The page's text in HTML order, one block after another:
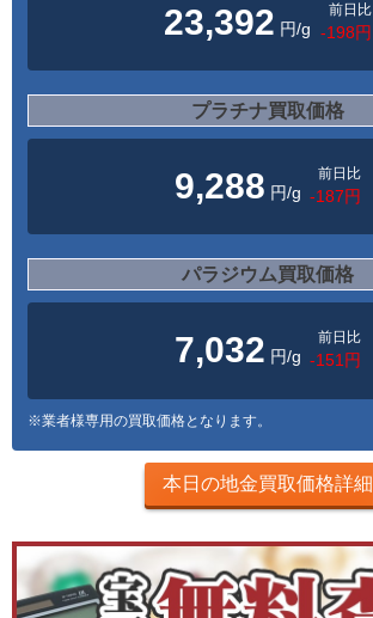
23,392 円/g
前日比
-198円
プラチナ買取価格
9,288 円/g
前日比
-187円
パラジウム買取価格
7,032 円/g
前日比
-151円
※業者様専用の買取価格となります。
本日の地金買取価格詳細